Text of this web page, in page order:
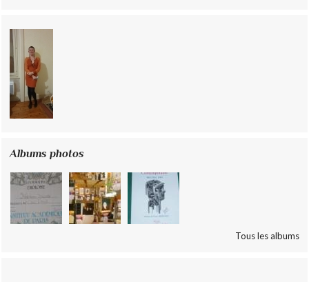
Albums photos
Tous les albums